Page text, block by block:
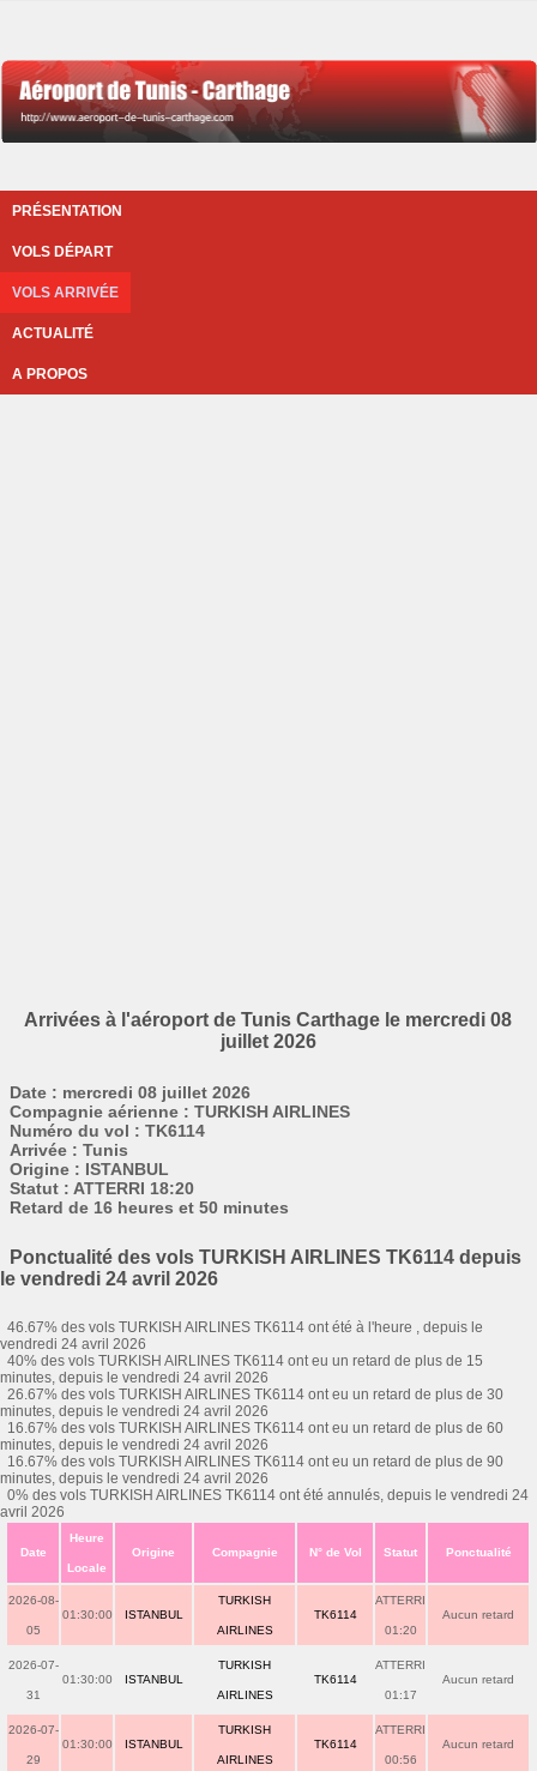
PRÉSENTATION
VOLS DÉPART
VOLS ARRIVÉE
ACTUALITÉ
A PROPOS
Arrivées à l'aéroport de Tunis Carthage le mercredi 08
juillet 2026
Date : mercredi 08 juillet 2026
Compagnie aérienne : TURKISH AIRLINES
Numéro du vol : TK6114
Arrivée : Tunis
Origine : ISTANBUL
Statut : ATTERRI 18:20
Retard de 16 heures et 50 minutes
Ponctualité des vols TURKISH AIRLINES TK6114 depuis
le vendredi 24 avril 2026
46.67% des vols TURKISH AIRLINES TK6114 ont été à l'heure , depuis le
vendredi 24 avril 2026
40% des vols TURKISH AIRLINES TK6114 ont eu un retard de plus de 15
minutes, depuis le vendredi 24 avril 2026
26.67% des vols TURKISH AIRLINES TK6114 ont eu un retard de plus de 30
minutes, depuis le vendredi 24 avril 2026
16.67% des vols TURKISH AIRLINES TK6114 ont eu un retard de plus de 60
minutes, depuis le vendredi 24 avril 2026
16.67% des vols TURKISH AIRLINES TK6114 ont eu un retard de plus de 90
minutes, depuis le vendredi 24 avril 2026
0% des vols TURKISH AIRLINES TK6114 ont été annulés, depuis le vendredi 24
avril 2026
Date
Heure
Locale
Origine Compagnie N° de Vol Statut Ponctualité
2026-08-
05
01:30:00 ISTANBUL
TURKISH
AIRLINES
TK6114
ATTERRI
01:20
Aucun retard
2026-07-
31
01:30:00 ISTANBUL
TURKISH
AIRLINES
TK6114
ATTERRI
01:17
Aucun retard
2026-07-
29
01:30:00 ISTANBUL
TURKISH
AIRLINES
TK6114
ATTERRI
00:56
Aucun retard